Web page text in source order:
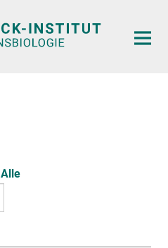
Alle